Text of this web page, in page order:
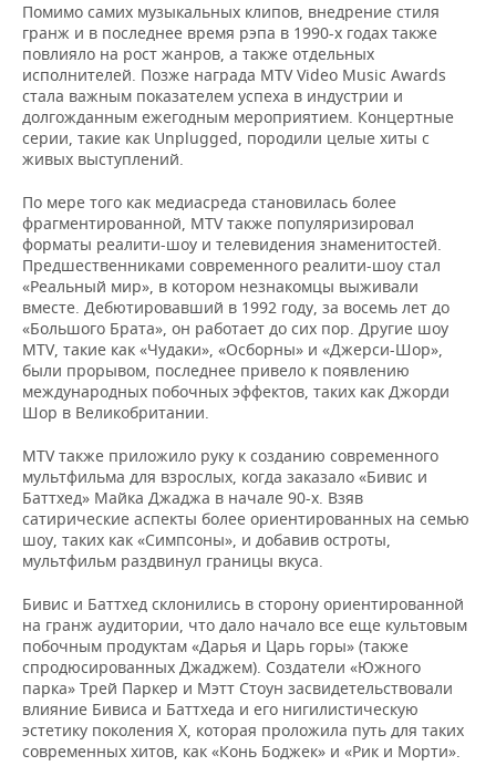
Помимо самих музыкальных клипов, внедрение стиля
гранж и в последнее время рэпа в 1990-х годах также
повлияло на рост жанров, а также отдельных
исполнителей. Позже награда MTV Video Music Awards
стала важным показателем успеха в индустрии и
долгожданным ежегодным мероприятием. Концертные
серии, такие как Unplugged, породили целые хиты с
живых выступлений.
По мере того как медиасреда становилась более
фрагментированной, MTV также популяризировал
форматы реалити-шоу и телевидения знаменитостей.
Предшественниками современного реалити-шоу стал
«Реальный мир», в котором незнакомцы выживали
вместе. Дебютировавший в 1992 году, за восемь лет до
«Большого Брата», он работает до сих пор. Другие шоу
MTV, такие как «Чудаки», «Осборны» и «Джерси-Шор»,
были прорывом, последнее привело к появлению
международных побочных эффектов, таких как Джорди
Шор в Великобритании.
MTV также приложило руку к созданию современного
мультфильма для взрослых, когда заказало «Бивис и
Баттхед» Майка Джаджа в начале 90-х. Взяв
сатирические аспекты более ориентированных на семью
шоу, таких как «Симпсоны», и добавив остроты,
мультфильм раздвинул границы вкуса.
Бивис и Баттхед склонились в сторону ориентированной
на гранж аудитории, что дало начало все еще культовым
побочным продуктам «Дарья и Царь горы» (также
спродюсированных Джаджем). Создатели «Южного
парка» Трей Паркер и Мэтт Стоун засвидетельствовали
влияние Бивиса и Баттхеда и его нигилистическую
эстетику поколения X, которая проложила путь для таких
современных хитов, как «Конь Боджек» и «Рик и Морти».